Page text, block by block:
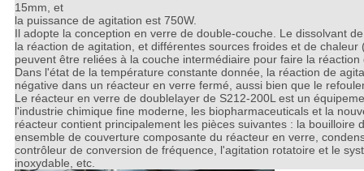
15mm, et
la puissance de agitation est 750W.
Il adopte la conception en verre de double-couche. Le dissolvant
la réaction de agitation, et différentes sources froides et de
peuvent être reliées à la couche intermédiaire pour faire la
Dans l'état de la température constante donnée, la réaction de
négative dans un réacteur en verre fermé, aussi bien que le
Le réacteur en verre de doublelayer de S212-200L est un
l'industrie chimique fine moderne, les biopharmaceuticals et la
réacteur contient principalement les pièces suivantes : la bouilloire
ensemble de couverture composante du réacteur en verre,
contrôleur de conversion de fréquence, l'agitation rotatoire et le
inoxydable, etc.